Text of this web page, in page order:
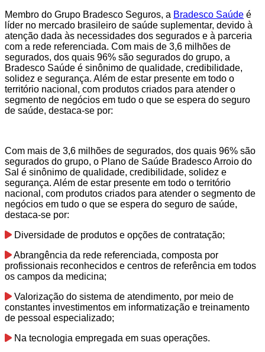
Membro do Grupo Bradesco Seguros, a Bradesco Saúde é
líder no mercado brasileiro de saúde suplementar, devido à
atenção dada às necessidades dos segurados e à parceria
com a rede referenciada. Com mais de 3,6 milhões de
segurados, dos quais 96% são segurados do grupo, a
Bradesco Saúde é sinônimo de qualidade, credibilidade,
solidez e segurança. Além de estar presente em todo o
território nacional, com produtos criados para atender o
segmento de negócios em tudo o que se espera do seguro
de saúde, destaca-se por:
Com mais de 3,6 milhões de segurados, dos quais 96% são
segurados do grupo, o Plano de Saúde Bradesco Arroio do
Sal é sinônimo de qualidade, credibilidade, solidez e
segurança. Além de estar presente em todo o território
nacional, com produtos criados para atender o segmento de
negócios em tudo o que se espera do seguro de saúde,
destaca-se por:
Diversidade de produtos e opções de contratação;
Abrangência da rede referenciada, composta por
profissionais reconhecidos e centros de referência em todos
os campos da medicina;
Valorização do sistema de atendimento, por meio de
constantes investimentos em informatização e treinamento
de pessoal especializado;
Na tecnologia empregada em suas operações.